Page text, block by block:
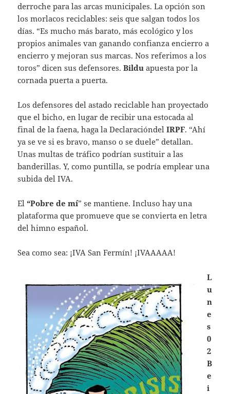
derroche para las arcas municipales. La opción son
los morlacos reciclables: seis que salgan todos los
días. “Es mucho más barato, más ecológico y los
propios animales van ganando confianza encierro a
encierro y mejoran sus marcas. Nos referimos a los
toros” dicen sus defensores.Bildu apuesta por la
cornada puerta a puerta.
Los defensores del astado reciclable han proyectado
que el bicho, en lugar de recibir una estocada al
final de la faena, haga la DeclaracióndelIRPF. “Ahí
ya se ve si es bravo, manso o se duele” detallan.
Unas multas de tráfico podrían sustituir a las
banderillas. Y, como puntilla, se podría emplear una
subida del IVA.
El“Pobre de mí” se mantiene. Incluso hay una
plataforma que promueve que se convierta en letra
del himno español.
Sea como sea: ¡IVA San Fermín! ¡IVAAAAA!
L
u
n
e
s
0
2
B
e
i